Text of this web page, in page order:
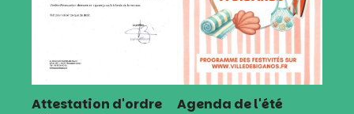
Attestation d'ordre
Agenda de l'été